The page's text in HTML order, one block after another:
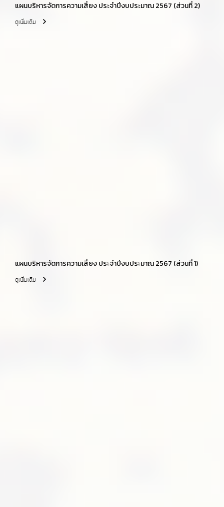
แผนบริหารจัดการความเสี่ยง ประจำปีงบประมาณ 2567 (ส่วนที่ 2)
ดูเพิ่มเติม
แผนบริหารจัดการความเสี่ยง ประจำปีงบประมาณ 2567 (ส่วนที่ 1)
ดูเพิ่มเติม